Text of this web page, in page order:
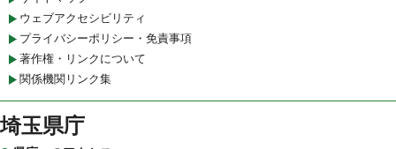
ウェブアクセシビリティ
プライバシーポリシー・免責事項
著作権・リンクについて
関係機関リンク集
埼玉県庁